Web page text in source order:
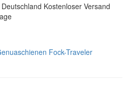
Kostenloser Versand
Fock-Traveler